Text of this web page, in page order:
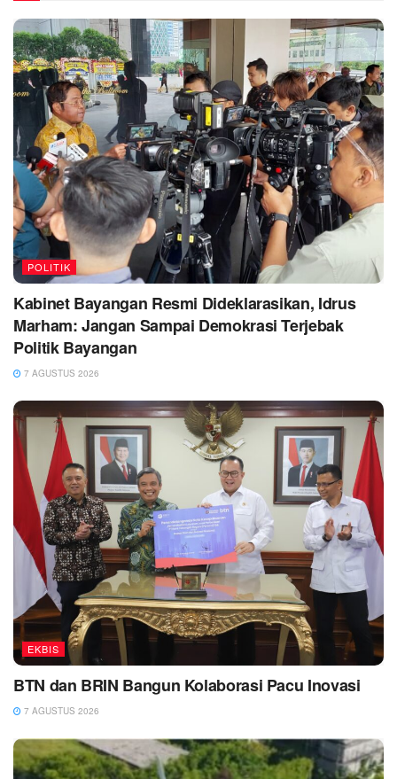
POLITIK
Kabinet Bayangan Resmi Dideklarasikan, Idrus
Marham: Jangan Sampai Demokrasi Terjebak
Politik Bayangan
7 AGUSTUS 2026
EKBIS
BTN dan BRIN Bangun Kolaborasi Pacu Inovasi
7 AGUSTUS 2026